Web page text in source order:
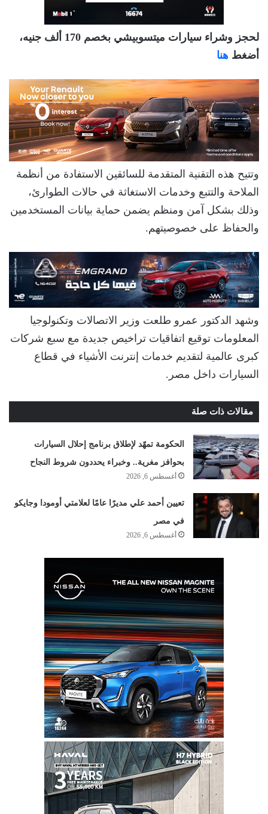
لحجز وشراء سيارات ميتسوبيشي بخصم 170 ألف جنيه،
أضغط هنا
وتتيح هذه التقنية المتقدمة للسائقين الاستفادة من أنظمة
الملاحة والتتبع وخدمات الاستغاثة في حالات الطوارئ،
وذلك بشكل آمن ومنظم يضمن حماية بيانات المستخدمين
والحفاظ على خصوصيتهم.
وشهد الدكتور عمرو طلعت وزير الاتصالات وتكنولوجيا
المعلومات توقيع اتفاقيات تراخيص جديدة مع سبع شركات
كبرى عالمية لتقديم خدمات إنترنت الأشياء في قطاع
السيارات داخل مصر.
مقالات ذات صلة
الحكومة تمهّد لإطلاق برنامج إحلال السيارات
بحوافز مغرية.. وخبراء يحددون شروط النجاح
أغسطس 6, 2026
تعيين أحمد علي مديرًا عامًا لعلامتي أومودا وجايكو
في مصر
أغسطس 6, 2026